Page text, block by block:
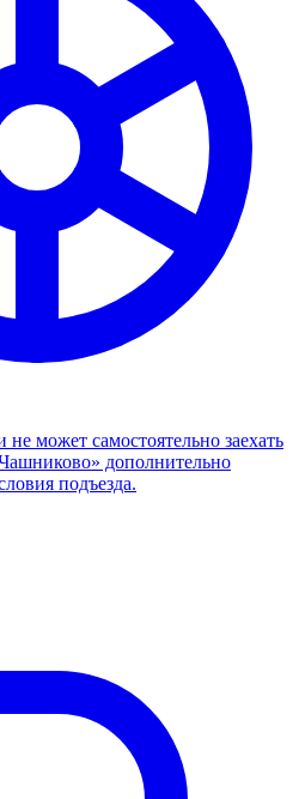
может самостоятельно заехать
дополнительно
подъезда.